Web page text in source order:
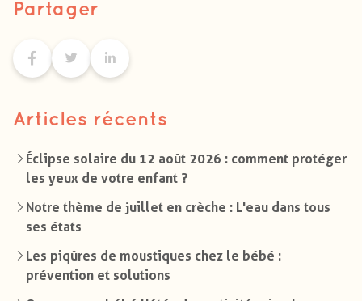
Partager
Articles récents
Éclipse solaire du 12 août 2026 : comment protéger
les yeux de votre enfant ?
Notre thème de juillet en crèche : L'eau dans tous
ses états
Les piqûres de moustiques chez le bébé :
prévention et solutions